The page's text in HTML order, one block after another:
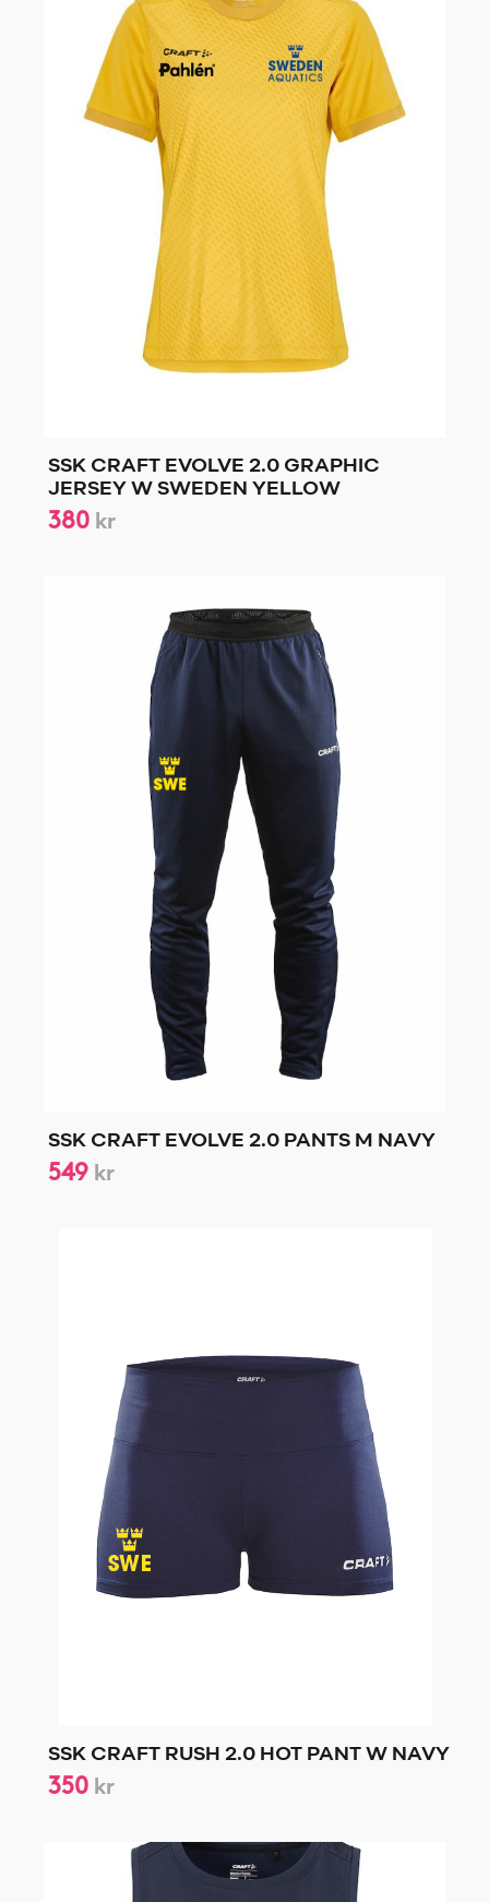
SSK CRAFT EVOLVE 2.0 GRAPHIC
JERSEY W SWEDEN YELLOW
380 kr
SSK CRAFT EVOLVE 2.0 PANTS M NAVY
549 kr
SSK CRAFT RUSH 2.0 HOT PANT W NAVY
350 kr